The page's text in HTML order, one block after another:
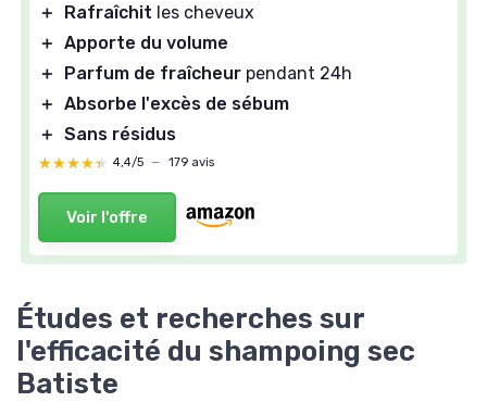
＋ Rafraîchit les cheveux
＋ Apporte du volume
＋
Parfum de fraîcheur pendant 24h
＋ Absorbe l'excès de sébum
＋ Sans résidus
★★★★★
★★★★★ 4,4/5 — 179 avis
Voir l'offre
Études et recherches sur
l'efficacité du shampoing sec
Batiste